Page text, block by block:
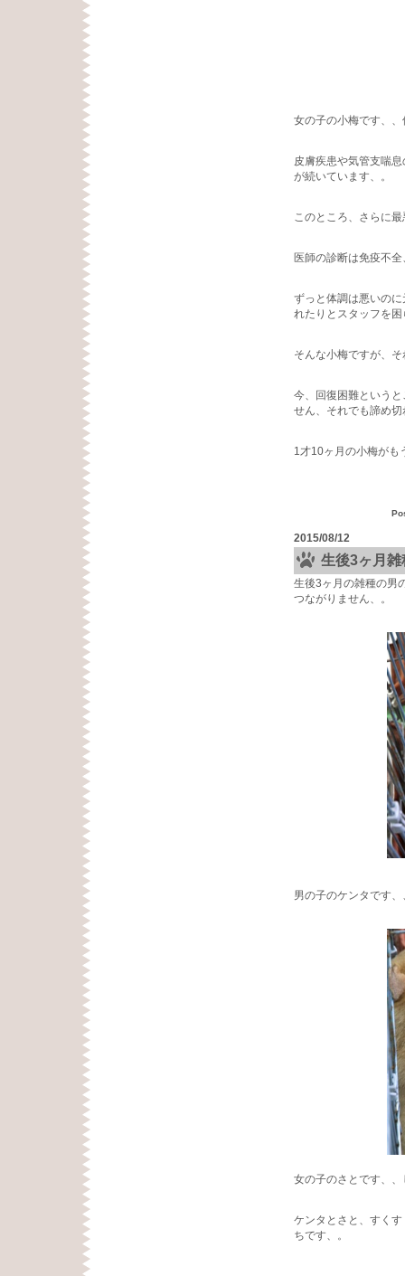
女の子の小梅です、
皮膚疾患や気管支喘
が続いています、。
このところ、さらに
医師の診断は免疫不
ずっと体調は悪いの
れたりとスタッフを
そんな小梅ですが、
今、回復困難という
せん、それでも諦め
1才10ヶ月の小梅がも
2015/08/12
生後3ヶ月
生後3ヶ月の雑種の男
つながりません、。
男の子のケンタです
女の子のさとです、
ケンタとさと、すく
ちです、。